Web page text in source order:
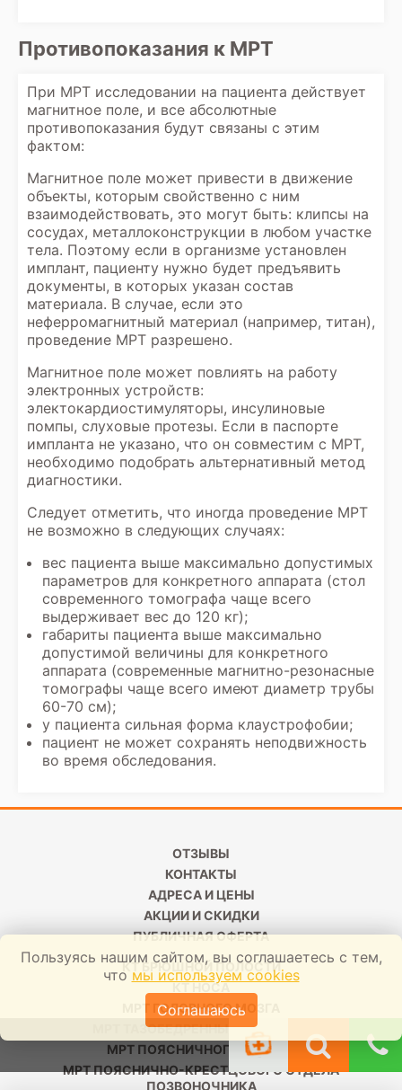
Противопоказания к МРТ
При МРТ исследовании на пациента действует
магнитное поле, и все абсолютные
противопоказания будут связаны с этим
фактом:
Магнитное поле может привести в движение
объекты, которым свойственно с ним
взаимодействовать, это могут быть: клипсы на
сосудах, металлоконструкции в любом участке
тела. Поэтому если в организме установлен
имплант, пациенту нужно будет предъявить
документы, в которых указан состав
материала. В случае, если это
неферромагнитный материал (например, титан),
проведение МРТ разрешено.
Магнитное поле может повлиять на работу
электронных устройств:
электокардиостимуляторы, инсулиновые
помпы, слуховые протезы. Если в паспорте
импланта не указано, что он совместим с МРТ,
необходимо подобрать альтернативный метод
диагностики.
Следует отметить, что иногда проведение МРТ
не возможно в следующих случаях:
вес пациента выше максимально допустимых
параметров для конкретного аппарата (стол
современного томографа чаще всего
выдерживает вес до 120 кг);
габариты пациента выше максимально
допустимой величины для конкретного
аппарата (современные магнитно-резонасные
томографы чаще всего имеют диаметр трубы
60-70 см);
у пациента сильная форма клаустрофобии;
пациент не может сохранять неподвижность
во время обследования.
ОТЗЫВЫ
КОНТАКТЫ
АДРЕСА И ЦЕНЫ
АКЦИИ И СКИДКИ
ПУБЛИЧНАЯ ОФЕРТА
КТ БРЮШНОЙ ПОЛОСТИ
КТ НОСА
МРТ ГОЛОВНОГО МОЗГА
МРТ ТАЗОБЕДРЕННЫХ СУСТАВОВ
МРТ ПОЯСНИЧНОГО ОТДЕЛА
МРТ ПОЯСНИЧНО-КРЕСТЦОВОГО ОТДЕЛА
ПОЗВОНОЧНИКА
Пользуясь нашим сайтом, вы соглашаетесь с тем,
что мы используем cookies
Соглашаюсь